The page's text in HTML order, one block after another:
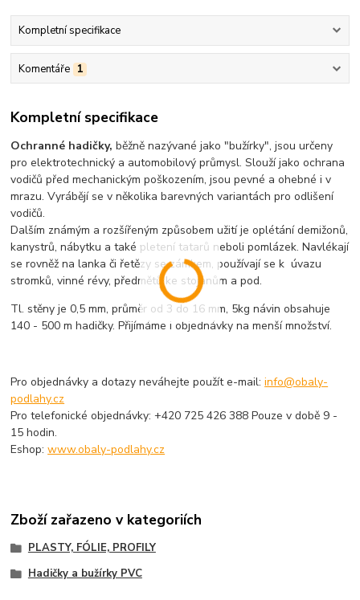
Kompletní specifikace
Komentáře 1
Kompletní specifikace
Ochranné hadičky, běžně nazývané jako "bužírky", jsou určeny
pro elektrotechnický a automobilový průmysl. Slouží jako ochrana
vodičů před mechanickým poškozením, jsou pevné a ohebné i v
mrazu. Vyrábějí se v několika barevných variantách pro odlišení
vodičů.
Dalším známým a rozšířeným způsobem užití je oplétání demižonů,
kanystrů, nábytku a také pletení tatarů neboli pomlázek. Navlékají
se rovněž na lanka či řetězy se zámkem, používají se k úvazu
stromků, vinné révy, předmětů ke stojanům a pod.
Tl. stěny je 0,5 mm, průměr od 3 do 16 mm, 5kg návin obsahuje
140 - 500 m hadičky. Přijímáme i objednávky na menší množství.
Pro objednávky a dotazy neváhejte použít e-mail:info@obaly-
podlahy.cz
Pro telefonické objednávky: +420 725 426 388 Pouze v době 9 -
15 hodin.
Eshop:www.obaly-podlahy.cz
Zboží zařazeno v kategoriích
PLASTY, FÓLIE, PROFILY
Hadičky a bužírky PVC